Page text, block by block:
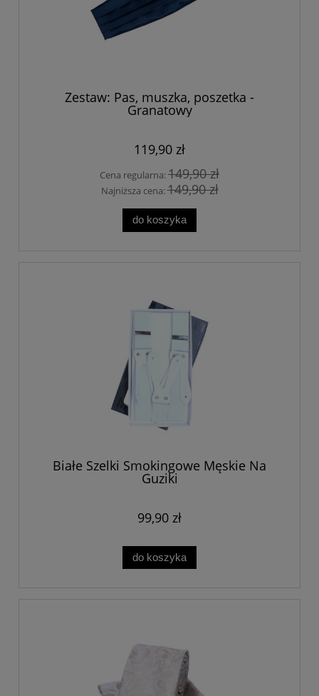
Zestaw: Pas, muszka, poszetka -
Granatowy
119,90 zł
Cena regularna:149,90 zł
Najniższa cena:149,90 zł
do koszyka
Białe Szelki Smokingowe Męskie Na
Guziki
99,90 zł
do koszyka